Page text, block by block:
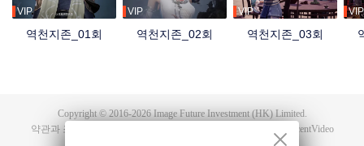
성한다. 홍몽신태를 얻은 그는 폐물에서 절대적인 천재로 거듭나 전생의 공법으
옛 인연, 그리고 신계를 뒤흔든 배신의 진실까지…. 담운은 과연 모든 것을 되찾
VIP
역천지존_01회
VIP
역천지존_02회
VIP
역천지존_03회
VIP
Copyright © 2016-2026Image Future Investment (HK) Limited.
약관과 조항
TencentVideo